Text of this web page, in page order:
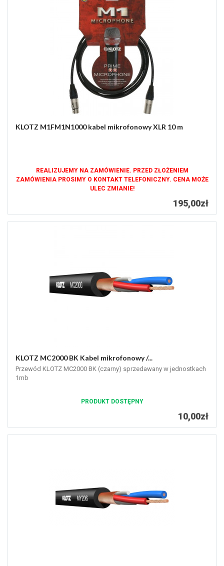
KLOTZ M1FM1N1000 kabel mikrofonowy XLR 10 m
REALIZUJEMY NA ZAMÓWIENIE. PRZED ZŁOŻENIEM
ZAMÓWIENIA PROSIMY O KONTAKT TELEFONICZNY. CENA MOŻE
ULEC ZMIANIE!
195,00zł
KLOTZ MC2000 BK Kabel mikrofonowy /...
Przewód KLOTZ MC2000 BK (czarny) sprzedawany w jednostkach
1mb
PRODUKT DOSTĘPNY
10,00zł